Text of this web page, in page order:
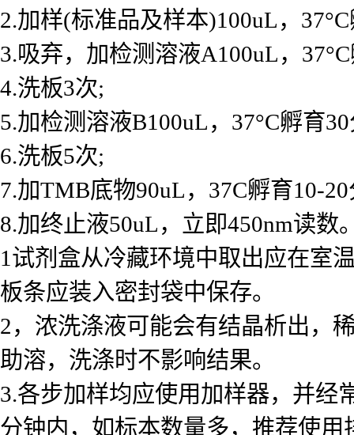
2.加样(标准品及样本)100uL，
3.吸弃，加检测溶液A100uL，
4.洗板3次;
5.加检测溶液B100uL，37°C孵育
6.洗板5次;
7.加TMB底物90uL，37C孵育10-
8.加终止液50uL，立即450nm读数
1试剂盒从冷藏环境中取出应在室
板条应装入密封袋中保存。
2，浓洗涤液可能会有结晶析出，
助溶，洗涤时不影响结果。
3.各步加样均应使用加样器，并经
分钟内，如标本数量多，推荐使用